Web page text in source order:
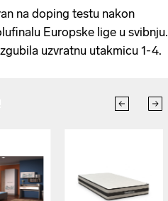
na doping testu nakon
Europske lige u svibnju.
uzvratnu utakmicu 1-4.